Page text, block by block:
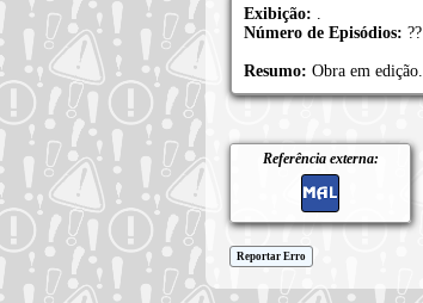
Exibição: .
Número de Episódios: ??
Resumo: Obra em edição.
Referência externa:
Reportar Erro